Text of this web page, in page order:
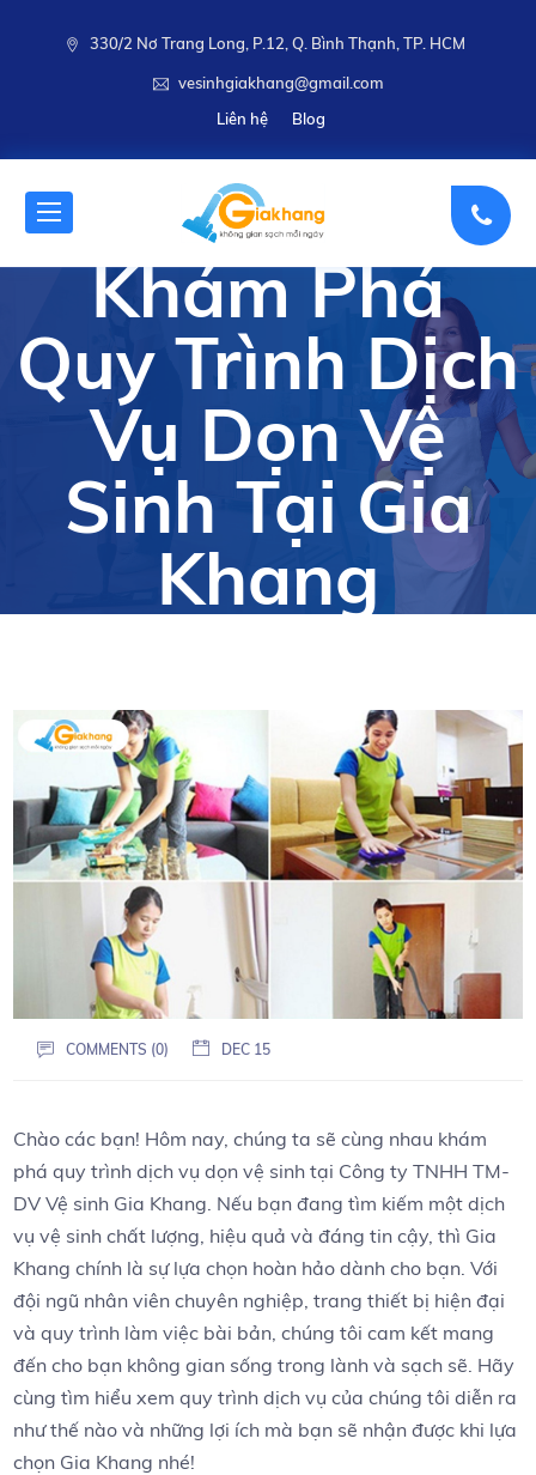
330/2 Nơ Trang Long, P.12, Q. Bình Thạnh, TP. HCM
vesinhgiakhang@gmail.com
Liên hệ
Blog
Khám Phá
Quy Trình Dịch
Vụ Dọn Vệ
Sinh Tại Gia
Khang
COMMENTS (0) DEC 15
Chào các bạn! Hôm nay, ⁢chúng ta sẽ cùng nhau khám
phá quy ‌trình dịch vụ dọn vệ sinh tại Công ty ​TNHH TM-
DV‍ Vệ sinh Gia ⁣Khang. Nếu bạn đang tìm​ kiếm một dịch
vụ vệ ⁤sinh chất lượng, hiệu⁤ quả và đáng tin cậy, ‍thì Gia
Khang chính là sự lựa chọn⁢ hoàn ‌hảo dành cho bạn. ⁣Với
đội ngũ nhân viên chuyên nghiệp, trang thiết‌ bị ​hiện ​đại
và quy​ trình⁣ làm việc bài bản, chúng‍ tôi‌ cam ⁣kết​ mang
đến⁢ cho bạn không gian sống trong lành ⁣và sạch ​sẽ. Hãy
cùng tìm hiểu xem quy trình dịch vụ của ⁢chúng tôi diễn ra
như ⁢thế nào và những lợi ích​ mà bạn sẽ⁤ nhận được ⁢khi lựa​
chọn Gia Khang‌ nhé!